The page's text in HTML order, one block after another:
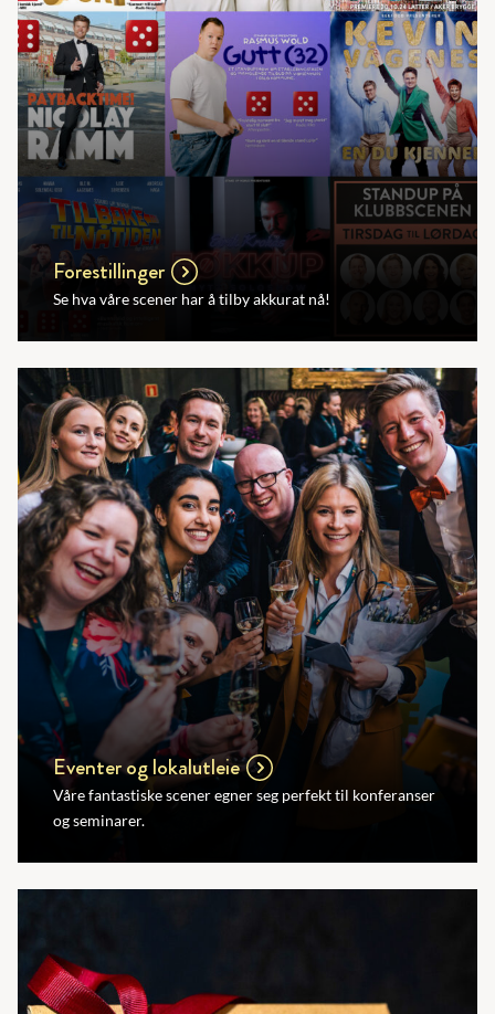
Forestillinger
Se hva våre scener har å tilby akkurat nå!
Eventer og lokalutleie
Våre fantastiske scener egner seg perfekt til konferanser
og seminarer.